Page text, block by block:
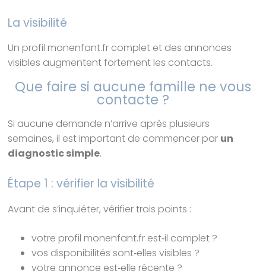
La visibilité
Un profil monenfant.fr complet et des annonces
visibles augmentent fortement les contacts.
Que faire si aucune famille ne vous
contacte ?
Si aucune demande n’arrive après plusieurs
semaines, il est important de commencer par un
diagnostic simple.
Étape 1 : vérifier la visibilité
Avant de s’inquiéter, vérifier trois points :
votre profil monenfant.fr est‑il complet ?
vos disponibilités sont‑elles visibles ?
votre annonce est‑elle récente ?